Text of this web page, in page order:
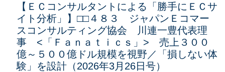
【ＥＣコンサルタントによる「勝手にＥＣサ
イト分析」】□□４８３ ジャパンＥコマー
スコンサルティング協会 川連一豊代表理
事 <「Ｆａｎａｔｉｃｓ」> 売上３００
億～５００億ドル規模を視野／「損しない体
験」を設計（2026年3月26日号）